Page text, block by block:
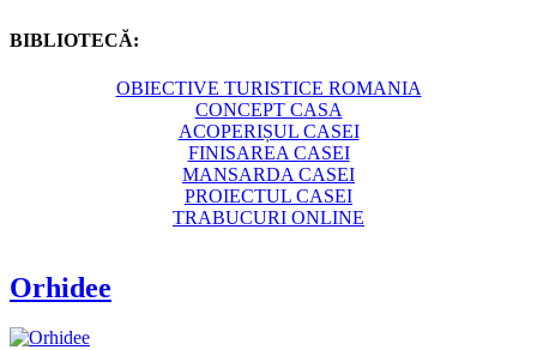
BIBLIOTECĂ:
OBIECTIVE TURISTICE ROMANIA
CONCEPT CASA
ACOPERIȘUL CASEI
FINISAREA CASEI
MANSARDA CASEI
PROIECTUL CASEI
TRABUCURI ONLINE
Orhidee